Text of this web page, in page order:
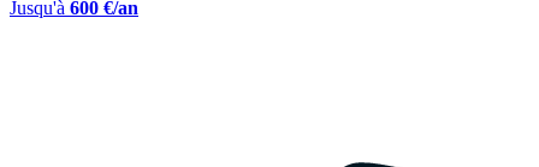
Jusqu'à 600 €/an